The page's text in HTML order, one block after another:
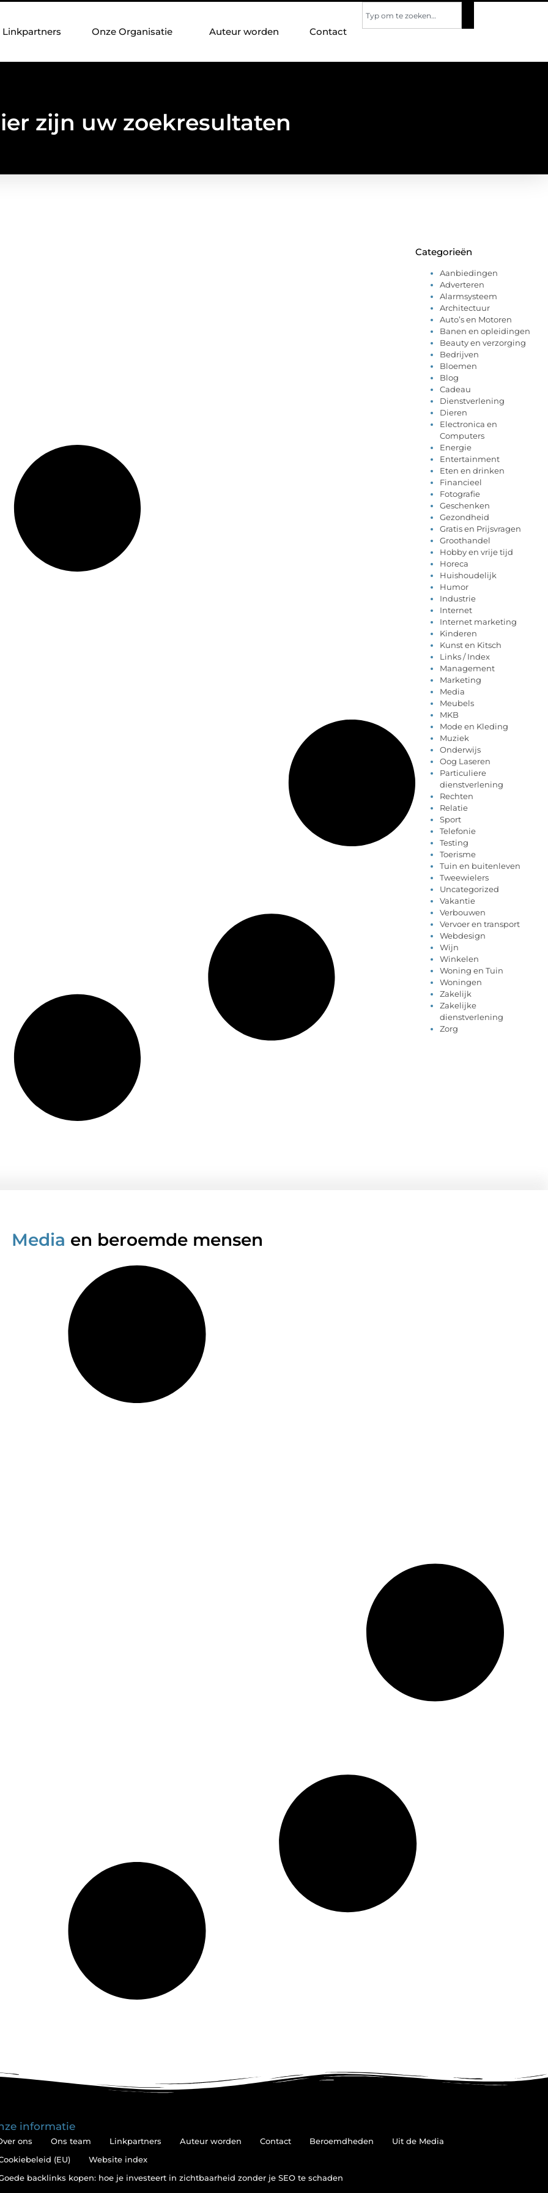
Linkpartners Onze Organisatie Auteur worden Contact
zijn uw zoekresultaten
Categorieën
Aanbiedingen
Adverteren
Alarmsysteem
Architectuur
Auto’s en Motoren
Banen en opleidingen
Beauty en verzorging
Bedrijven
Bloemen
Blog
Cadeau
Dienstverlening
Dieren
Electronica en
Computers
Energie
Entertainment
Eten en drinken
Financieel
Fotografie
Geschenken
Gezondheid
Gratis en Prijsvragen
Groothandel
Hobby en vrije tijd
Horeca
Huishoudelijk
Humor
Industrie
Internet
Internet marketing
Kinderen
Kunst en Kitsch
Links / Index
Management
Marketing
Media
Meubels
MKB
Mode en Kleding
Muziek
Onderwijs
Oog Laseren
Particuliere
dienstverlening
Rechten
Relatie
Sport
Telefonie
Testing
Toerisme
Tuin en buitenleven
Tweewielers
Uncategorized
Vakantie
Verbouwen
Vervoer en transport
Webdesign
Wijn
Winkelen
Woning en Tuin
Woningen
Zakelijk
Zakelijke
dienstverlening
Zorg
Media en beroemde mensen
informatie
ons Ons team Linkpartners Auteur worden Contact Beroemdheden
Uit de Media
(EU)
Website index
backlinks kopen: hoe je investeert in zichtbaarheid zonder je SEO te schaden